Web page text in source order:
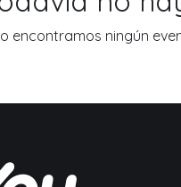
encontramos ningún